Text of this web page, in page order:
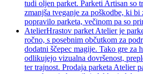
tudi oljen parket. Parketi Artisan so
zmanjša tveganje za poškodbe, ki bi
popravilo parketa, večinom pa so
AtelierHrastov parket Atelier je
ročno, s posebnim občutkom za
dodatni ščepec magije. Tako gre za
odlikujejo vizualna dovršenost,
ter trajnost. Prodaja parketa Atelier